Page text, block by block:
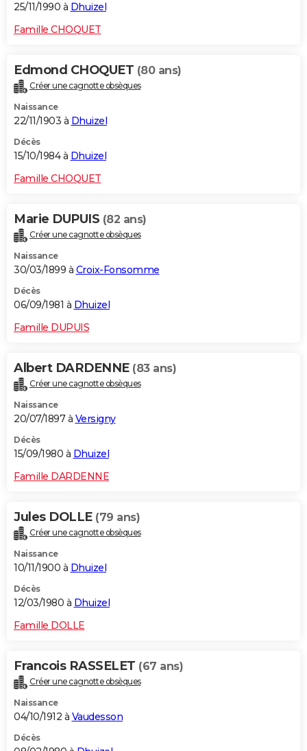
25/11/1990 à Dhuizel
Famille CHOQUET
Edmond CHOQUET (80 ans)
Créer une cagnotte obsèques
Naissance
22/11/1903 à Dhuizel
Décès
15/10/1984 à Dhuizel
Famille CHOQUET
Marie DUPUIS (82 ans)
Créer une cagnotte obsèques
Naissance
30/03/1899 à Croix-Fonsomme
Décès
06/09/1981 à Dhuizel
Famille DUPUIS
Albert DARDENNE (83 ans)
Créer une cagnotte obsèques
Naissance
20/07/1897 à Versigny
Décès
15/09/1980 à Dhuizel
Famille DARDENNE
Jules DOLLE (79 ans)
Créer une cagnotte obsèques
Naissance
10/11/1900 à Dhuizel
Décès
12/03/1980 à Dhuizel
Famille DOLLE
Francois RASSELET (67 ans)
Créer une cagnotte obsèques
Naissance
04/10/1912 à Vaudesson
Décès